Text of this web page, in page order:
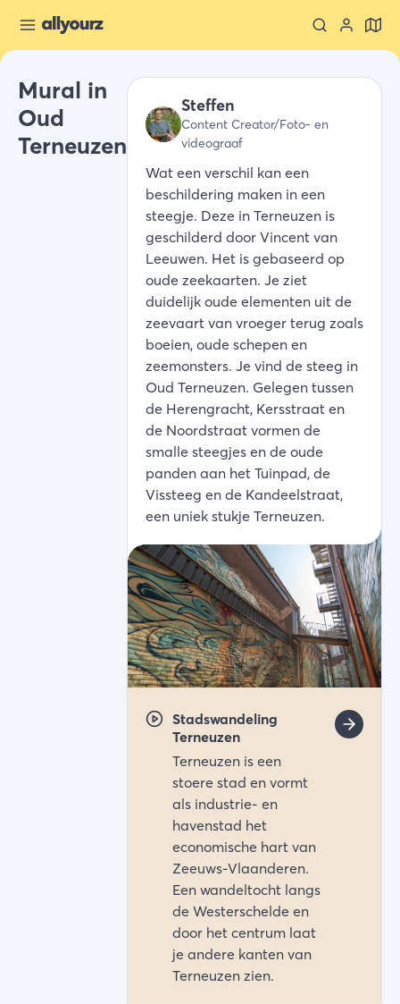
Mural in
Oud
Terneuzen
Steffen
Content Creator/Foto- en
videograaf
Wat een verschil kan een
beschildering maken in een
steegje. Deze in Terneuzen is
geschilderd door Vincent van
Leeuwen. Het is gebaseerd op
oude zeekaarten. Je ziet
duidelijk oude elementen uit de
zeevaart van vroeger terug zoals
boeien, oude schepen en
zeemonsters. Je vind de steeg in
Oud Terneuzen. Gelegen tussen
de Herengracht, Kersstraat en
de Noordstraat vormen de
smalle steegjes en de oude
panden aan het Tuinpad, de
Vissteeg en de Kandeelstraat,
een uniek stukje Terneuzen.
Stadswandeling
Terneuzen
Terneuzen is een
stoere stad en vormt
als industrie- en
havenstad het
economische hart van
Zeeuws-Vlaanderen.
Een wandeltocht langs
de Westerschelde en
door het centrum laat
je andere kanten van
Terneuzen zien.